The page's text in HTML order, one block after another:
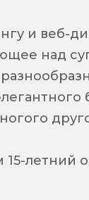
и веб-
над
летний